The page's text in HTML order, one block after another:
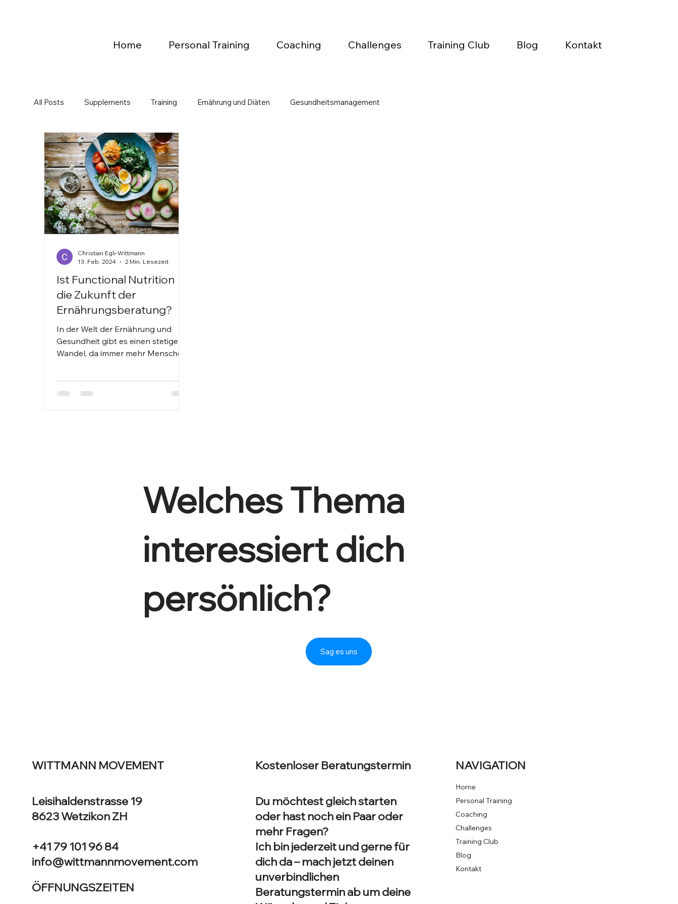
Home Personal Training Coaching Challenges Training Club Blog Kontakt
All Posts Supplements Training Ernährung und Diäten Gesundheitsmanagement
Ist Functional Nutrition
die Zukunft der
Ernährungsberatung?
In der Welt der Ernährung und
Gesundheit gibt es einen stetigen
Wandel, da immer mehr Menschen
Christian Egli-Wittmann
13. Feb. 2024
2 Min. Lesezeit
Welches Thema
interessiert dich
persönlich?
Sag es uns
WITTMANN MOVEMENT
Leisihaldenstrasse 19
8623 Wetzikon ZH
+41 79 101 96 84
info@wittmannmovement.com
ÖFFNUNGSZEITEN
Kostenloser Beratungstermin
Du möchtest gleich starten
oder hast noch ein Paar oder
mehr Fragen?
Ich bin jederzeit und gerne für
dich da – mach jetzt deinen
unverbindlichen
Beratungstermin ab um deine
Home
Personal Training
Coaching
Challenges
Training Club
Blog
Kontakt
NAVIGATION